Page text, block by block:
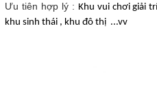
Ưu tiên hợp lý : Khu vui chơi giải
khu sinh thái , khu đô thị ...vv